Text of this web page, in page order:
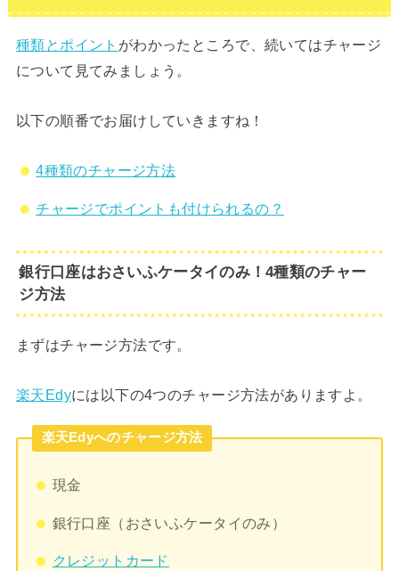
種類とポイント がわかったところで、続いてはチャージ
について見てみましょう。
以下の順番でお届けしていきますね！
4種類のチャージ方法
チャージでポイントも付けられるの？
銀行口座はおさいふケータイのみ！4種類のチャー
ジ方法
まずはチャージ方法です。
楽天Edyには以下の4つのチャージ方法がありますよ。
楽天Edyへのチャージ方法
現金
銀行口座（おさいふケータイのみ）
クレジットカード